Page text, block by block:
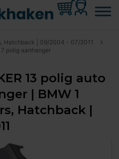
Hatchback | 09/2004 - 07/2011
7 polig aanhanger
13 polig auto
| BMW 1
Hatchback |